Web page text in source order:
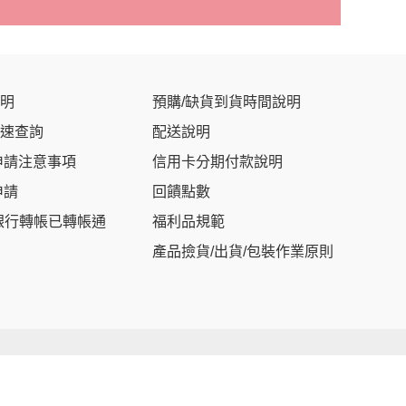
查詢
注意事項
請
行轉帳已轉帳通
預購/缺貨到貨時間說明
配送說明
信用卡分期付款說明
回饋點數
福利品規範
產品撿貨/出貨/包裝作業原則